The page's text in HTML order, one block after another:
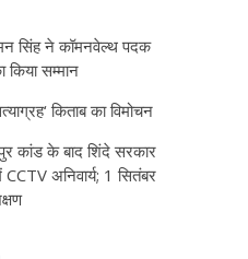
सिंह ने कॉमनवेल्थ पदक
किया सम्मान
किताब का विमोचन
कांड के बाद शिंदे सरकार
अनिवार्य; 1 सितंबर